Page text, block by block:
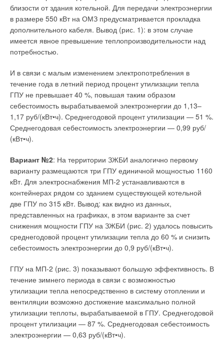
близости от здания котельной. Для передачи электроэнергии
в размере 550 кВт на ОМЗ предусматривается прокладка
дополнительного кабеля. Вывод (рис. 1): в этом случае
имеется явное превышение теплопроизводительности над
потребностью.
И в связи с малым изменением электропотребления в
течение года в летний период процент утилизации тепла
ГПУ не превышает 40 %, повышая таким образом
себестоимость вырабатываемой электроэнергии до 1,13–
1,17 руб/(кВт•ч). Среднегодовой процент утилизации — 51 %.
Среднегодовая себестоимость электроэнергии — 0,99 руб/
(кВт•ч).
Вариант №2: На территории ЗЖБИ аналогично первому
варианту размещаются три ГПУ единичной мощностью 1160
кВт. Для электроснабжения МП-2 устанавливаются в
контейнерах рядом со зданием существующей котельной
две ГПУ по 315 кВт. Вывод: как видно из данных,
представленных на графиках, в этом варианте за счет
снижения мощности ГПУ на ЗЖБИ (рис. 2) удалось повысить
среднегодовой процент утилизации тепла до 60 % и снизить
себестоимость электроэнергии до 0,9 руб/(кВт•ч).
ГПУ на МП-2 (рис. 3) показывают большую эффективность. В
течение зимнего периода в связи с возможностью
утилизации тепла непосредственно в систему отоплении и
вентиляции возможно достижение максимально полной
утилизации теплоты, вырабатываемой в ГПУ. Среднегодовой
процент утилизации — 87 %. Среднегодовая себестоимость
электроэнергии — 0,63 руб/(кВт•ч).
для использования в жилых помещениях, выполняются с
учетом санитарных требований к минимально возможному
уровню шума. Причем то, насколько тихо работает агрегат,
зависит от его конструкции. Оконные и мобильные
кондиционеры, выполненные в виде моноблочной
поскольку компрессор находится в непосредственной
близости к человеку.
Поэтому более предпочтительны так называемые сплит-
системы, у которых наиболее шумная часть прибора
располагается во внешнем блоке на улице. Конечно, и
внутренний блок, находящийся непосредственно в комнате,
воздуха. Но для подавляющего большинство современных
бытовых сплит-систем уровень шума находится в пределах
32–36 дБ в зависимости от мощности. Этого вполне
достаточно для комфортной работы или отдыха.
Впрочем, в спальной комнате указанные характеристики
могут быть недостаточными. Здесь требуется еще более
тихий режим работы, поскольку ночью звук работающего
кондиционера становится более заметным. Поэтому во
котором уровень шума снижается до 27–28 дБ (это
рекомендуемый порог для спальной комнаты). Для
потребителей с особо чутким сном существуют разработки,
которые обеспечивают еще более тихий режим работы в
ночное время.
Так, компании Daikin и Mitsubishi имеют в своем модельном